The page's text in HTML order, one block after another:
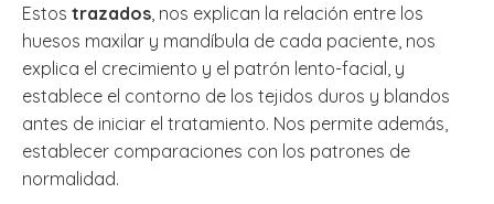
Estos trazados , nos explican la relación entre los
huesos maxilar y mandíbula de cada paciente, nos
explica el crecimiento y el patrón lento-facial, y
establece el contorno de los tejidos duros y blandos
antes de iniciar el tratamiento. Nos permite además,
establecer comparaciones con los patrones de
normalidad.